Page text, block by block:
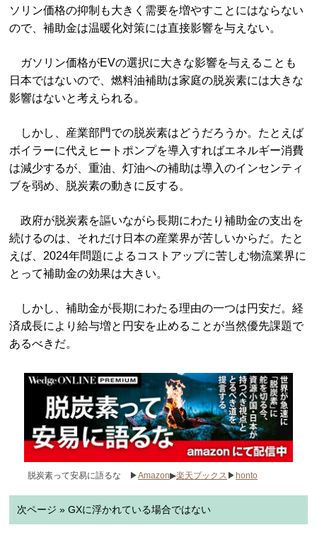
ソリン価格の抑制も大きく需要を増やすことにはならない
ので、補助金は温暖化対策には直接影響を与えない。
ガソリン価格がEVの選択に大きな影響を与えることも
日本ではないので、燃料油補助は家庭の脱炭素には大きな
影響はないと考えられる。
しかし、産業部門での脱炭素はどうだろうか。たとえば
ボイラーに代えヒートポンプを導入すればエネルギー消費
は減少するが、重油、灯油への補助は導入のインセンティ
ブを弱め、脱炭素の動きに反する。
政府が脱炭素を謳いながら長期にわたり補助金の支出を
続けるのは、それだけ日本の産業界が苦しいからだ。たと
えば、2024年問題によるコストアップに苦しむ物流業界に
とって補助金の効果は大きい。
しかし、補助金が長期にわたる理由の一つは円安だ。経
済成長により給与増と円安を止めることが当然優先課題で
あるべきだ。
脱炭素って安易に語るな ▶Amazon▶楽天ブックス ▶ honto
次ページ » GXに浮かれている場合ではない